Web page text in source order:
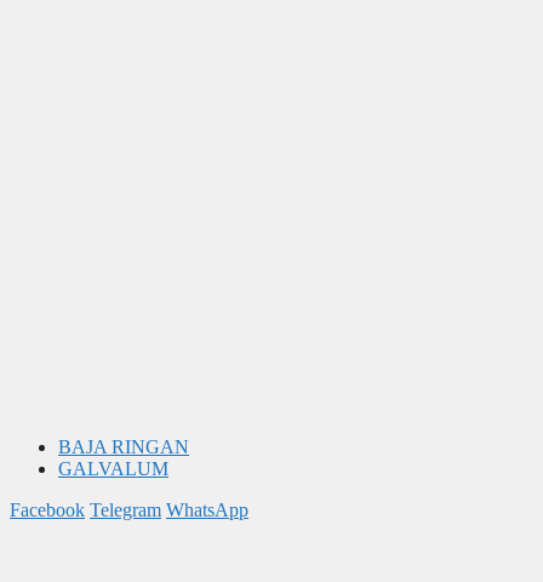
BAJA RINGAN
GALVALUM
Facebook Telegram WhatsApp